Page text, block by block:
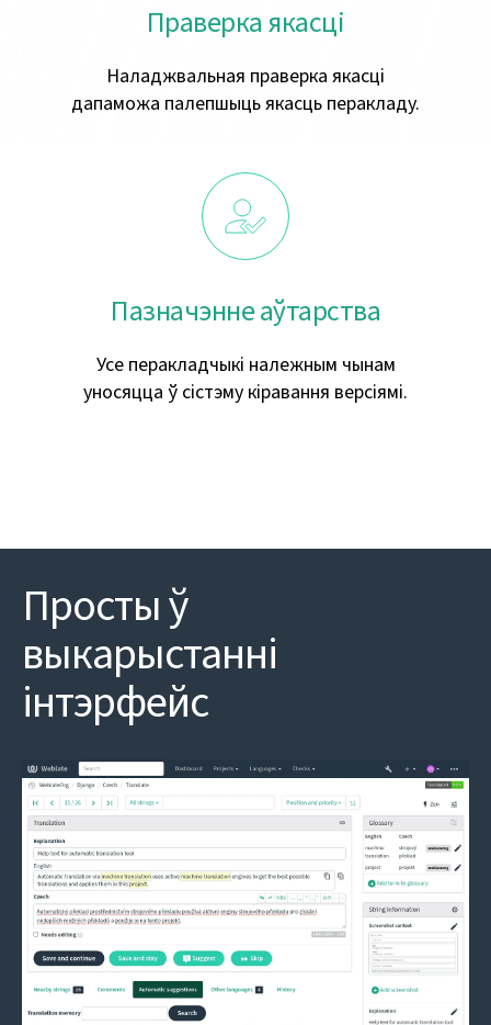
Праверка якасці
Наладжвальная праверка якасці
дапаможа палепшыць якасць перакладу.
Пазначэнне аўтарства
Усе перакладчыкі належным чынам
уносяцца ў сістэму кіравання версіямі.
Просты ў
выкарыстанні
інтэрфейс